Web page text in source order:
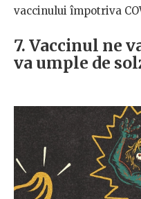
vaccinului împotriva
7. Vaccinul ne
va umple de